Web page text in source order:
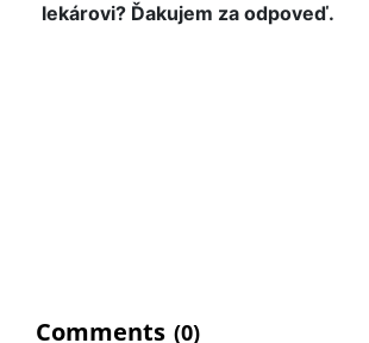
lekárovi? Ďakujem za odpoveď.